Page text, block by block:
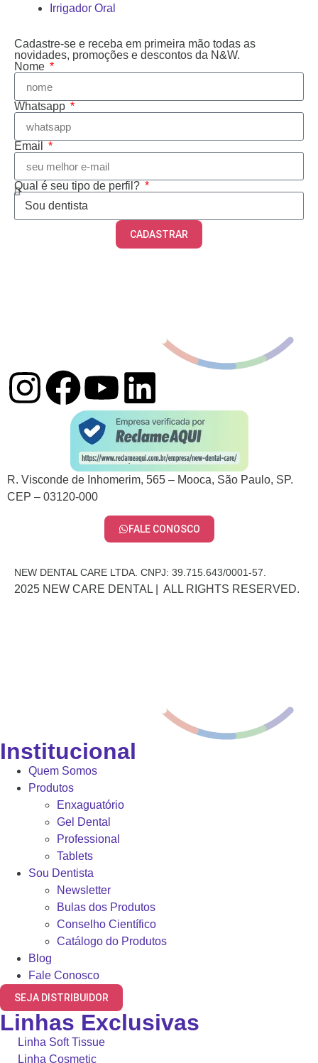
Irrigador Oral
Cadastre-se e receba em primeira mão todas as
novidades, promoções e descontos da N&W.
Nome
Whatsapp
Email
Qual é seu tipo de perfil?
CADASTRAR
R. Visconde de Inhomerim, 565 – Mooca, São Paulo, SP.
CEP – 03120-000
FALE CONOSCO
NEW DENTAL CARE LTDA. CNPJ: 39.715.643/0001-57.
2025 NEW CARE DENTAL | ALL RIGHTS RESERVED.
Institucional
Quem Somos
Produtos
Enxaguatório
Gel Dental
Professional
Tablets
Sou Dentista
Newsletter
Bulas dos Produtos
Conselho Científico
Catálogo do Produtos
Blog
Fale Conosco
SEJA DISTRIBUIDOR
Linhas Exclusivas
Linha Soft Tissue
Linha Cosmetic